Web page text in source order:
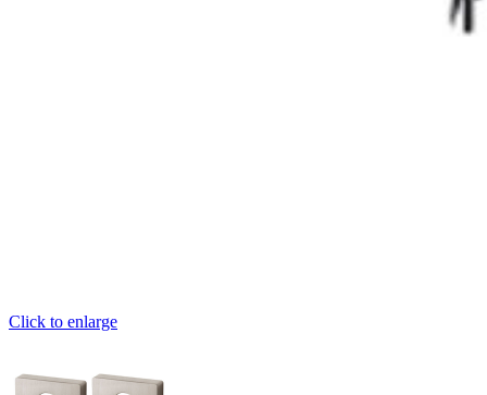
Click to enlarge